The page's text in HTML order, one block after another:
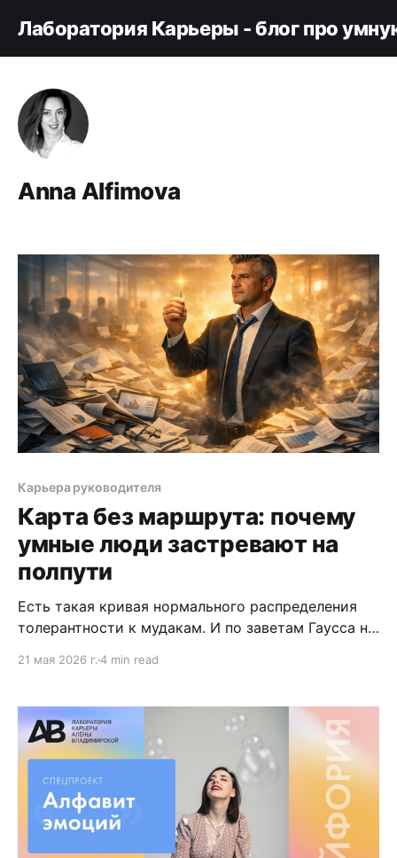
Лаборатория Карьеры - блог про
Anna Alfimova
Карьера руководителя
Карта без маршрута: почему
умные люди застревают на
полпути
Есть такая кривая нормального распределения
толерантности к мудакам. И по заветам Гаусса не
21 мая 2026 г.4 min read